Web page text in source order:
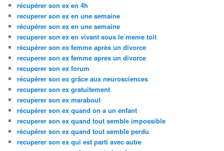
récupérer son ex en 4h
recuperer son ex en une semaine
récupérer son ex en une semaine
recuperer son ex en vivant sous le meme toit
récupérer son ex femme après un divorce
recuperer son ex femme apres un divorce
recuperer son ex forum
récupérer son ex grâce aux neurosciences
recuperer son ex gratuitement
recuperer son ex marabout
récupérer son ex quand on a un enfant
recuperer son ex quand tout semble impossible
récupérer son ex quand tout semble perdu
recuperer son ex qui est parti avec autre